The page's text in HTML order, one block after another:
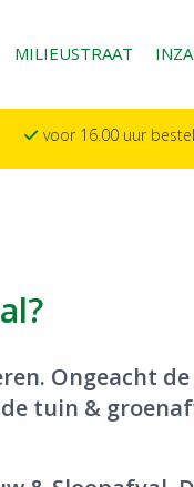
MILIEUSTRAAT
voor 16.00 uur
Ongeacht
tuin &